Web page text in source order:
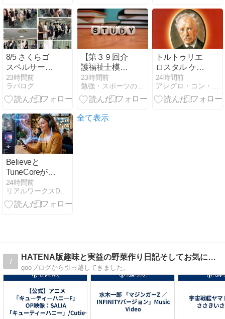
8/5 さくらゴ
スペルサーク
ル 練習
23時間前
ラバログ
【第３９回介
護福祉士模擬
問題集】多忙
な仕事の合間
に学習でき
23時間前
勉強・スポーツの上達を確かめる
トルトゥリエ
ロスタル ケン
ペ指揮シュタ
ーツカペレ・
ドレスデン R.
24時間前
アレグロ・コン・ブリオ
Believeと
TuneCoreがAI
生成音楽に新
方針 – Sunoを
名指しで警告
24時間前
リアルワークスDTM
全て表示
7
HATENA版趣味と実益の野菜作り日記そしてお気に入りの曲
gooブログから引っ越してきました。